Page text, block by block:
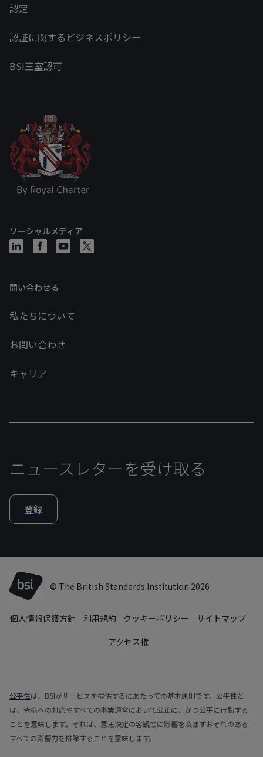
認定
認証に関するビジネスポリシー
BSI王室認可
ソーシャルメディア
問い合わせる
私たちについて
お問い合わせ
キャリア
ニュースレターを受け取る
登録
© The British Standards Institution 2026
個人情報保護方針 利用規約 クッキーポリシー
サイトマップ
アクセス権
公平性は、BSIがサービスを提供するにあたっての基本原則です。公平性と
は、皆様への対応やすべての事業運営において公正に、かつ公平に行動する
ことを意味します。それは、意思決定の客観性に影響を及ぼすおそれのある
すべての影響力を排除することを意味します。